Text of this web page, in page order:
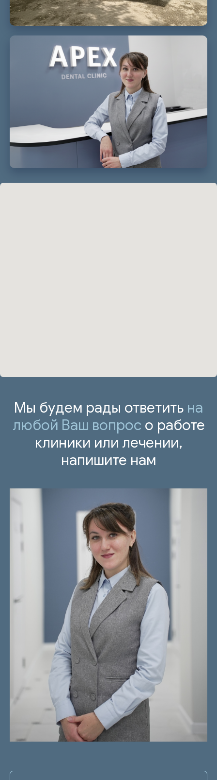
Мы будем рады ответить на
любой Ваш вопрос о работе
клиники или лечении,
напишите нам